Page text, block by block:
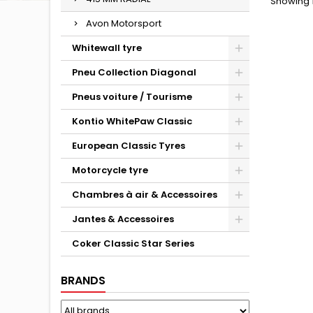
Avon Motorsport
Whitewall tyre
Pneu Collection Diagonal
Pneus voiture / Tourisme
Kontio WhitePaw Classic
European Classic Tyres
Motorcycle tyre
Chambres à air & Accessoires
Jantes & Accessoires
Coker Classic Star Series
BRANDS